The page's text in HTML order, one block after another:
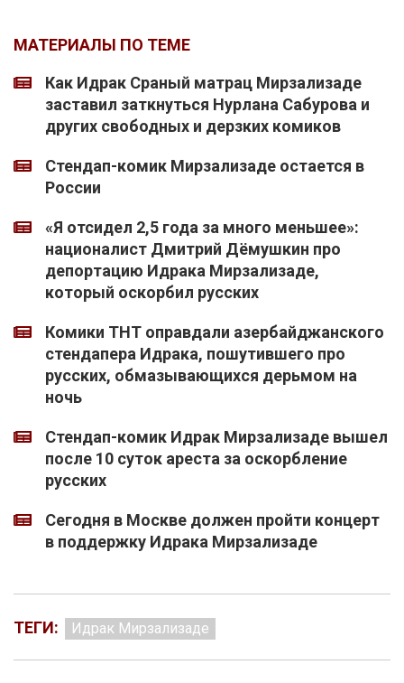
МАТЕРИАЛЫ ПО ТЕМЕ
Как Идрак Сраный матрац Мирзализаде
заставил заткнуться Нурлана Сабурова и
других свободных и дерзких комиков
Стендап-комик Мирзализаде остается в
России
«Я отсидел 2,5 года за много меньшее»:
националист Дмитрий Дёмушкин про
депортацию Идрака Мирзализаде,
который оскорбил русских
Комики ТНТ оправдали азербайджанского
стендапера Идрака, пошутившего про
русских, обмазывающихся дерьмом на
ночь
Стендап-комик Идрак Мирзализаде вышел
после 10 суток ареста за оскорбление
русских
Сегодня в Москве должен пройти концерт
в поддержку Идрака Мирзализаде
ТЕГИ: Идрак Мирзализаде